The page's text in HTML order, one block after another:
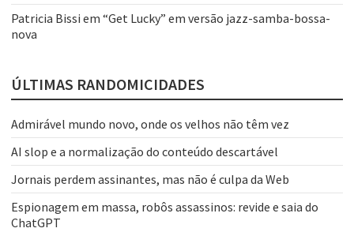
Patricia Bissi em “Get Lucky” em versão jazz-samba-bossa-
nova
ÚLTIMAS RANDOMICIDADES
Admirável mundo novo, onde os velhos não têm vez
AI slop e a normalização do conteúdo descartável
Jornais perdem assinantes, mas não é culpa da Web
Espionagem em massa, robôs assassinos: revide e saia do
ChatGPT